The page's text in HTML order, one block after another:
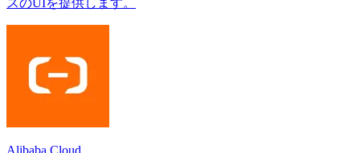
Alibaba Cloud